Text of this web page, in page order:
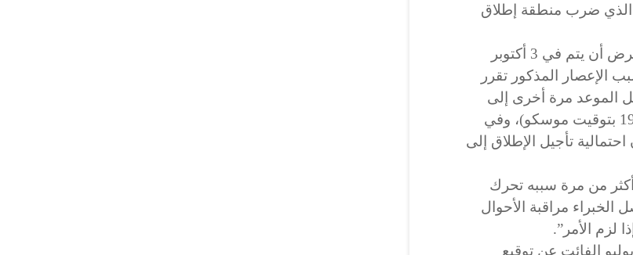
الذي ضرب منطقة إطلاق
وأضاف البيان “إطلاق المركبة كان من المفترض أن يتم في 3 أكتوبر
الإعصار المذكور تقرر
تقرر تأجيل الموعد مرة أخرى إلى
يوم الأربعاء 5 أكتوبر، ليس قبل الساعة (19:00 بتوقيت موسكو)، وفي
تأجيل الإطلاق إلى
من مرة سببه تحرك
الخبراء مراقبة الأحوال
لزم الأمر”.
وكانت “روس كوسموس” قد أعلنت في 15 يوليو الفائت عن توقيع